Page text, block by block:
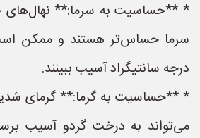
* **حساسیت به سرما:** نهال‌های
سرما حساس‌تر هستند و ممکن
درجه سانتیگراد آسیب ببینند.
* **حساسیت به گرما:** گرمای
می‌تواند به درخت گردو آسیب